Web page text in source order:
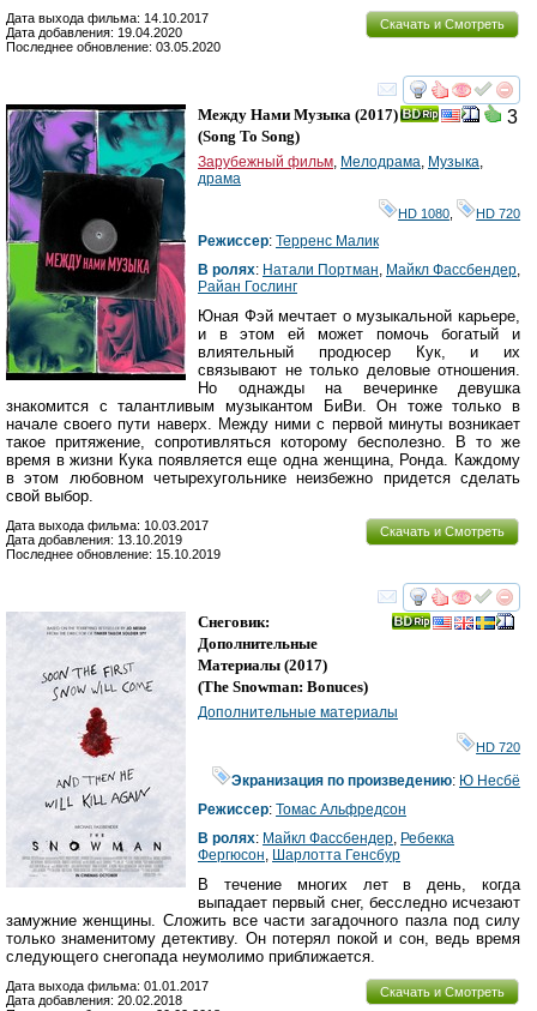
Скачать и Смотреть
Дата выхода фильма: 14.10.2017
Дата добавления: 19.04.2020
Последнее обновление: 03.05.2020
смотреть
3
Между Нами Музыка (2017)
(Song To Song)
Зарубежный фильм, Мелодрама, Музыка,
драма
HD 1080 HD 720
Режиссер: Терренс Малик
В ролях: Натали Портман, Майкл Фассбендер,
Райан Гослинг
Юная Фэй мечтает о музыкальной карьере,
и в этом ей может помочь богатый и
влиятельный продюсер Кук, и их
связывают не только деловые отношения.
Но однажды на вечеринке девушка
знакомится с талантливым музыкантом БиВи. Он тоже только в
начале своего пути наверх. Между ними с первой минуты возникает
такое притяжение, сопротивляться которому бесполезно. В то же
время в жизни Кука появляется еще одна женщина, Ронда. Каждому
в этом любовном четырехугольнике неизбежно придется сделать
свой выбор.
Скачать и Смотреть
Дата выхода фильма: 10.03.2017
Дата добавления: 13.10.2019
Последнее обновление: 15.10.2019
смотреть
Снеговик:
Дополнительные
Материалы (2017)
(The Snowman: Bonuces)
Дополнительные материалы
HD 720
Экранизация по произведению: Ю Несбё
Режиссер: Томас Альфредсон
В ролях: Майкл Фассбендер, Ребекка
Фергюсон, Шарлотта Генсбур
В течение многих лет в день, когда
выпадает первый снег, бесследно исчезают
замужние женщины. Сложить все части загадочного пазла под силу
только знаменитому детективу. Он потерял покой и сон, ведь время
следующего снегопада неумолимо приближается.
Скачать и Смотреть
Дата выхода фильма: 01.01.2017
Дата добавления: 20.02.2018